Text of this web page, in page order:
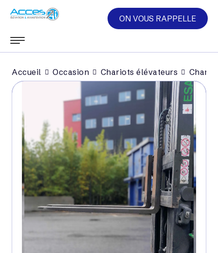
ON VOUS RAPPELLE
Accueil Occasion Chariots élévateurs